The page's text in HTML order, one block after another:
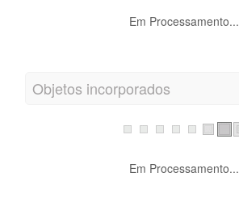
Em Processamento...
Objetos incorporados
Em Processamento...